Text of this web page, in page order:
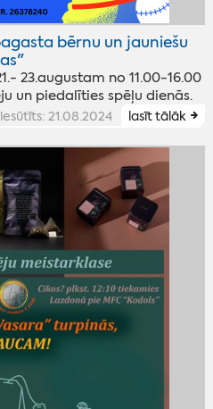
bērnu un jauniešu
23.augustam no 11.00-16.00
un piedalīties spēļu dienās.
iesūtīts: 21.08.2024 lasīt tālāk